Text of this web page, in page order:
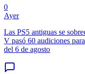
0
Ayer
Las PS5 antiguas se
V pasó 60 audiciones
del 6 de agosto